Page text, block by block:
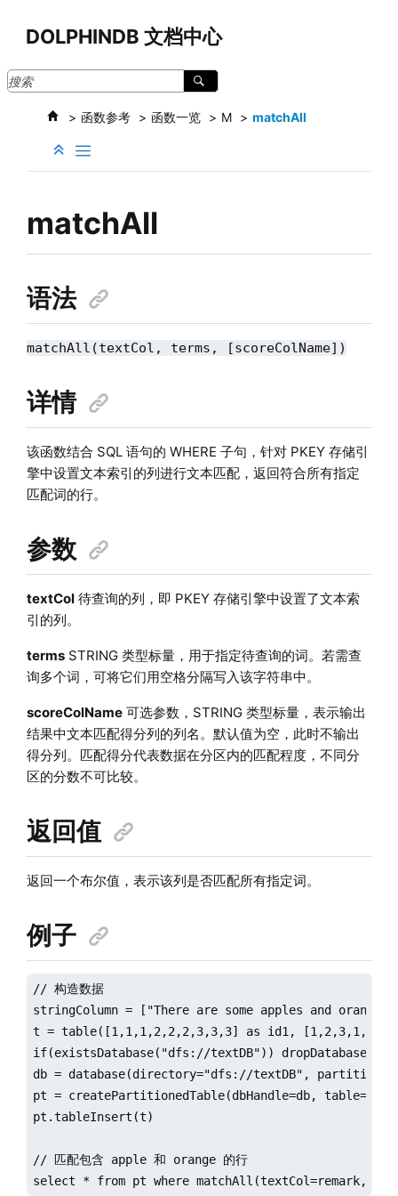
DOLPHINDB 文档中心
函数参考 函数一览 M matchAll
matchAll
语法
matchAll(textCol, terms, [scoreColName])
详情
该函数结合 SQL 语句的 WHERE 子句，针对 PKEY 存储引
擎中设置文本索引的列进行文本匹配，返回符合所有指定
匹配词的行。
参数
textCol待查询的列，即 PKEY 存储引擎中设置了文本索
引的列。
termsSTRING 类型标量，用于指定待查询的词。若需查
询多个词，可将它们用空格分隔写入该字符串中。
scoreColName可选参数，STRING 类型标量，表示输出
结果中文本匹配得分列的列名。默认值为空，此时不输出
得分列。匹配得分代表数据在分区内的匹配程度，不同分
区的分数不可比较。
返回值
返回一个布尔值，表示该列是否匹配所有指定词。
例子
// 构造数据
stringColumn = ["There are some apples and
t = table([1,1,1,2,2,2,3,3,3] as id1,
if(existsDatabase("dfs://textDB"))
db = database(directory="dfs://textDB",
pt = createPartitionedTable(dbHandle=db, table=t,
pt.tableInsert(t)
// 匹配包含 apple 和 orange 的行
select * from pt where